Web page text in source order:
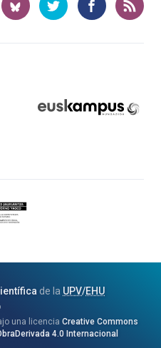
de la UPV/EHU
una licencia Creative Commons
4.0 Internacional